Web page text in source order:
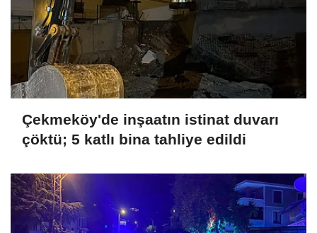
Çekmeköy'de inşaatın istinat duvarı
çöktü; 5 katlı bina tahliye edildi